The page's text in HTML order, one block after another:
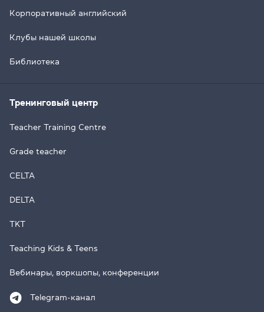
Корпоративный английский
Клубы нашей школы
Библиотека
Тренинговый центр
Teacher Training Centre
Grade teacher
CELTA
DELTA
TKT
Teaching Kids & Teens
Вебинары, воркшопы, конференции
Telegram-канал